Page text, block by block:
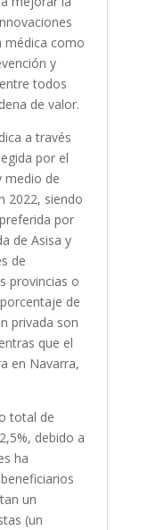
médica como
y
todos
de valor.
a través
por el
medio de
2022, siendo
por
de Asisa y
de
provincias o
de
privada son
que el
en Navarra,
total de
debido a
ha
un
(un